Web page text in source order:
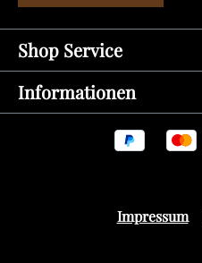
Shop Service
Informationen
Impressum